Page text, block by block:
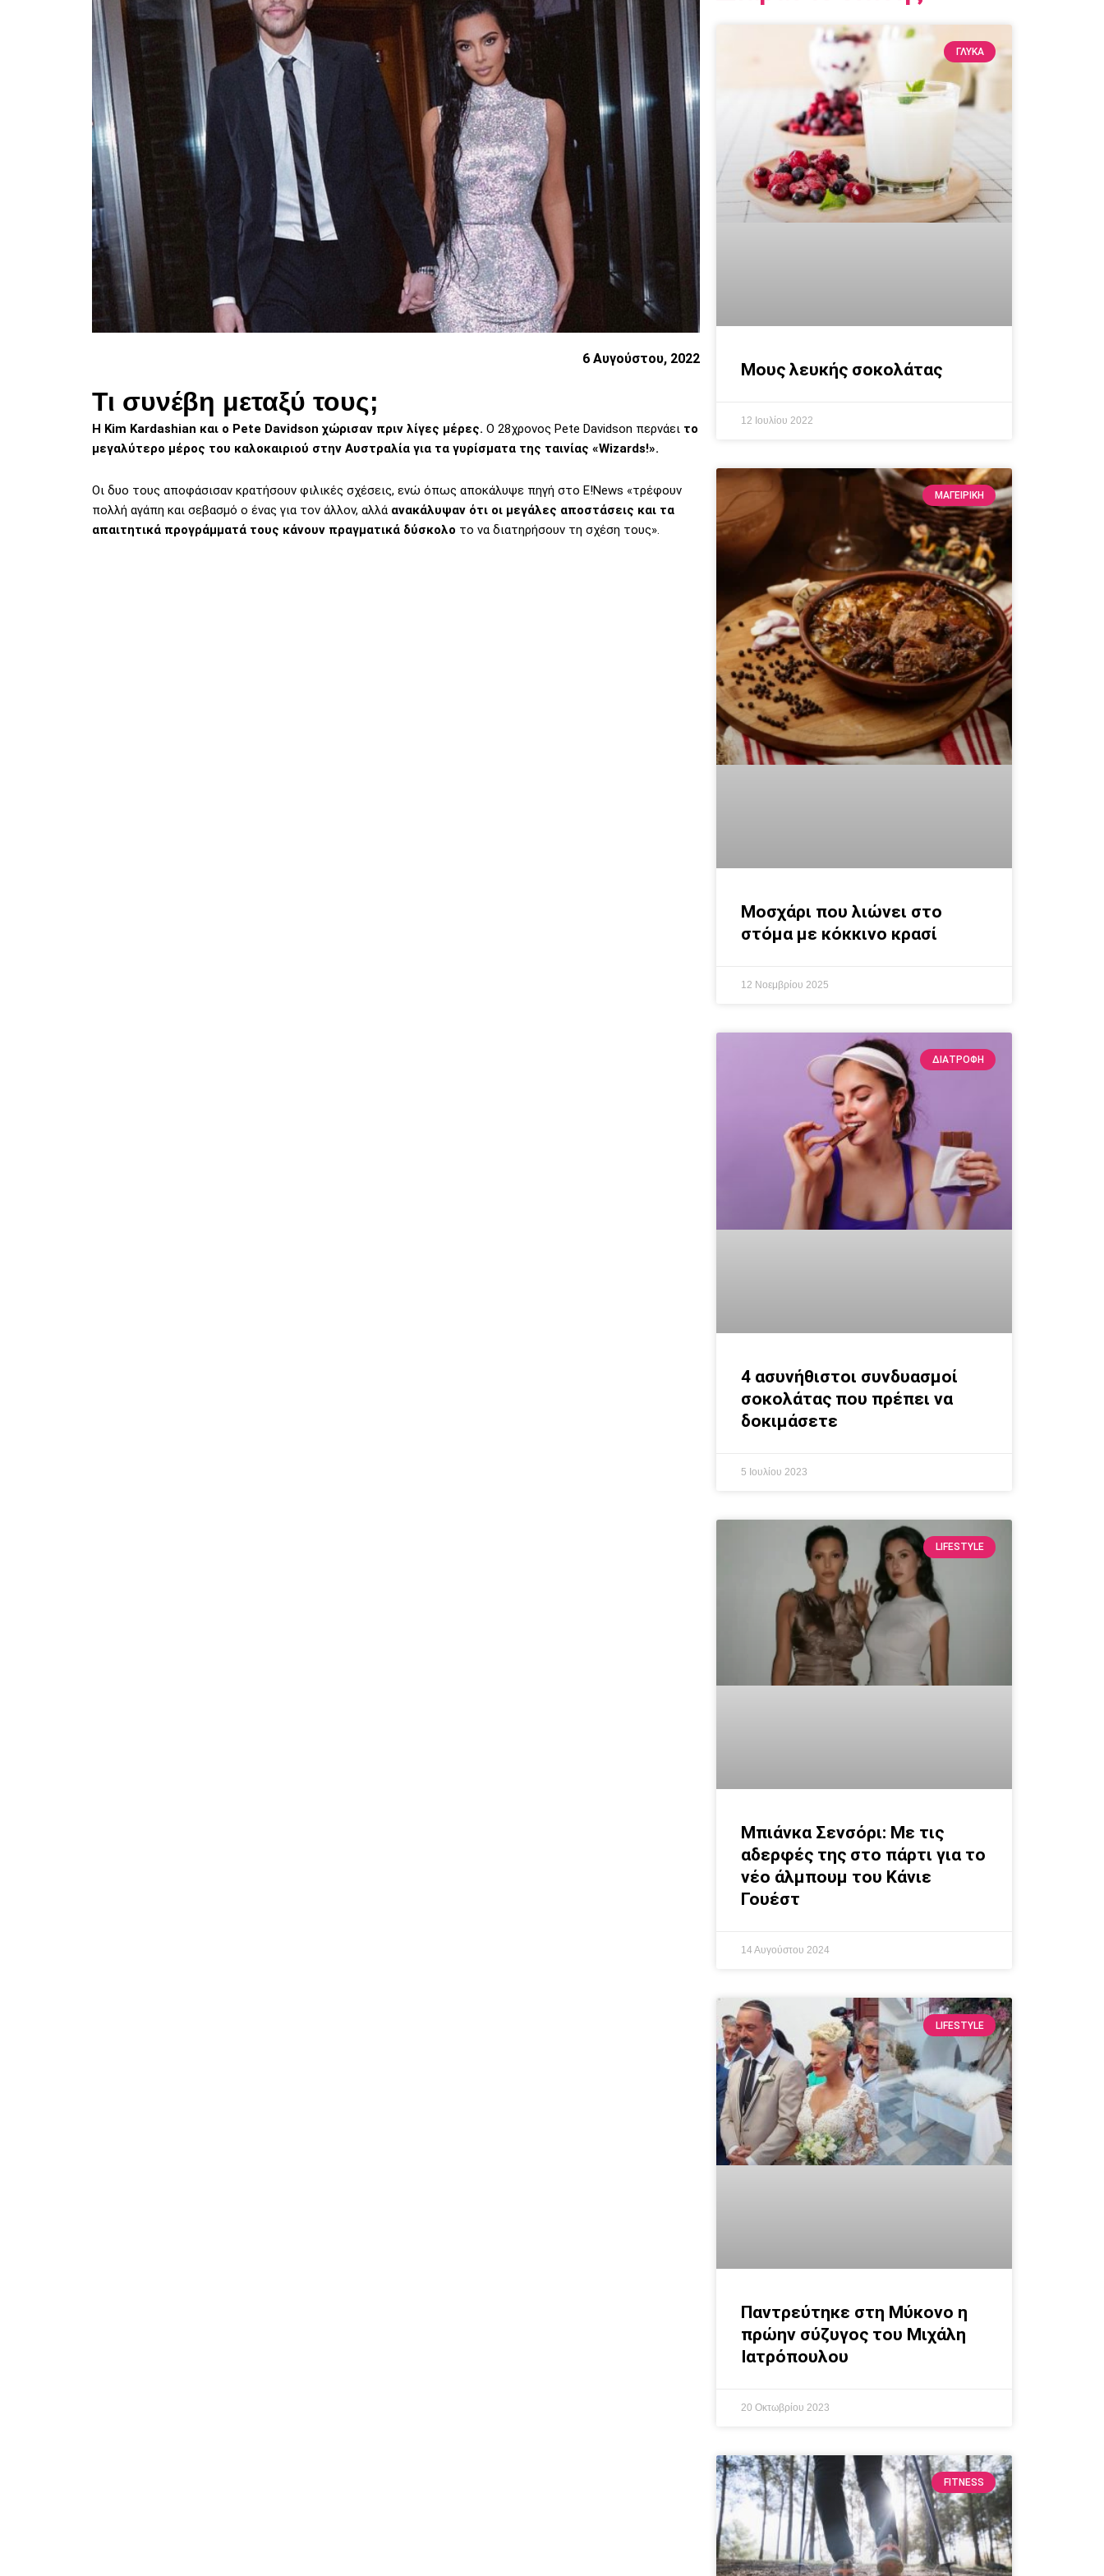
6 Αυγούστου, 2022
Τι συνέβη μεταξύ τους;
Η Kim Kardashian και ο Pete Davidson χώρισαν πριν λίγες μέρες. Ο 28χρονος Pete Davidson περνάει το
μεγαλύτερο μέρος του καλοκαιριού στην Αυστραλία για τα γυρίσματα της ταινίας «Wizards!».
Οι δυο τους αποφάσισαν κρατήσουν φιλικές σχέσεις, ενώ όπως αποκάλυψε πηγή στο E!News «τρέφουν
πολλή αγάπη και σεβασμό ο ένας για τον άλλον, αλλά ανακάλυψαν ότι οι μεγάλες αποστάσεις και τα
απαιτητικά προγράμματά τους κάνουν πραγματικά δύσκολο το να διατηρήσουν τη σχέση τους».
ΓΛΥΚΆ
Μους λευκής σοκολάτας
12 Ιουλίου 2022
ΜΑΓΕΙΡΙΚΗ
Μοσχάρι που λιώνει στο
στόμα με κόκκινο κρασί
12 Νοεμβρίου 2025
ΔΙΑΤΡΟΦΉ
4 ασυνήθιστοι συνδυασμοί
σοκολάτας που πρέπει να
δοκιμάσετε
5 Ιουλίου 2023
LIFESTYLE
Μπιάνκα Σενσόρι: Με τις
αδερφές της στο πάρτι για το
νέο άλμπουμ του Κάνιε
Γουέστ
14 Αυγούστου 2024
LIFESTYLE
Παντρεύτηκε στη Μύκονο η
πρώην σύζυγος του Μιχάλη
Ιατρόπουλου
20 Οκτωβρίου 2023
FITNESS